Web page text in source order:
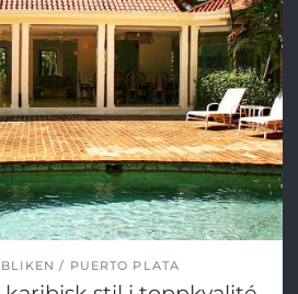
PUERTO PLATA